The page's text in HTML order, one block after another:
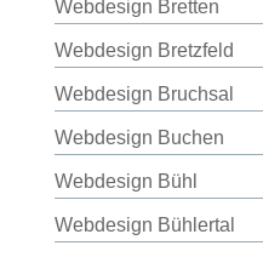
Webdesign Bretten
Webdesign Bretzfeld
Webdesign Bruchsal
Webdesign Buchen
Webdesign Bühl
Webdesign Bühlertal